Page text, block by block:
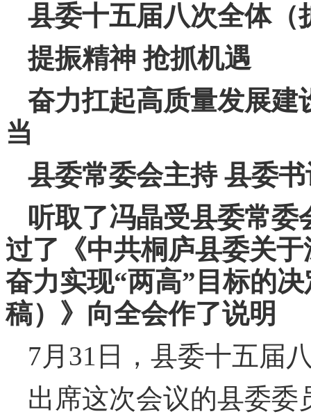
县委十五届八次全体（
提振精神 抢抓机遇
奋力扛起高质量发展建
当
县委常委会主持 县委
听取了冯晶受县委常
过了《中共桐庐县委关
奋力实现“两高”目标的
稿）》向全会作了说明
7月31日，县委十五届
出席这次会议的县委委